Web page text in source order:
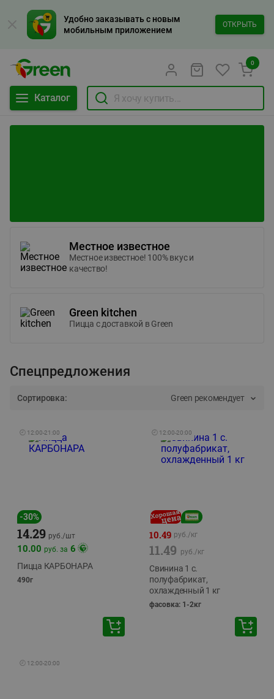
Удобно заказывать с новым
мобильным приложением
ОТКРЫТЬ
Каталог
0
Местное известное
Местное известное! 100% вкус и
качество!
Green kitchen
Пицца c доставкой в Green
Спецпредложения
Сортировка: Green рекомендует
🕘 12:00-21:00
-30%
14.29 руб./шт
10.00 руб. за 6
Пицца КАРБОНАРА
490г
🕘 12:00-20:00
10.49 руб./кг
11.49 руб./кг
Свинина 1 с.
полуфабрикат,
охлажденный 1 кг
фасовка: 1-2кг
🕘 12:00-20:00